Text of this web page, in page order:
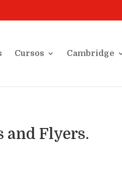
Cursos Cambridge
and Flyers.